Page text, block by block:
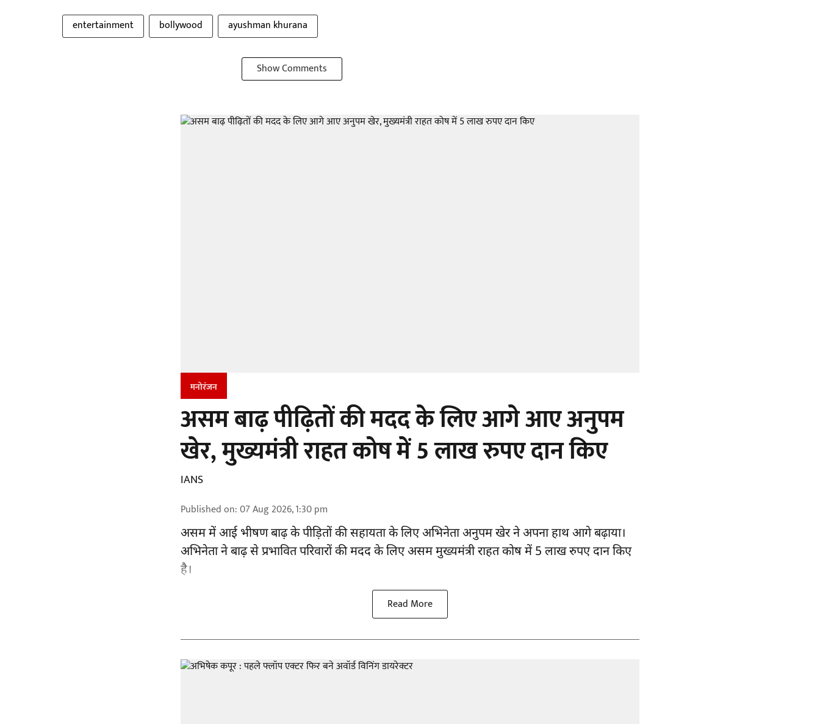
entertainment bollywood ayushman khurana
Show Comments
मनोरंजन
असम बाढ़ पीढ़ितों की मदद के लिए आगे आए अनुपम
खेर, मुख्यमंत्री राहत कोष में 5 लाख रुपए दान किए
IANS
Published on:07 Aug 2026, 1:30 pm
असम में आई भीषण बाढ़ केपीड़ितों की सहायताके लिए अभिनेता अनुपम खेर ने अपना हाथ आगे बढ़ाया।
अभिनेता ने बाढ़ से प्रभावित परिवारों की मदद के लिए असम मुख्यमंत्री राहत कोष में 5 लाख रुपए दान किए
है।
Read More